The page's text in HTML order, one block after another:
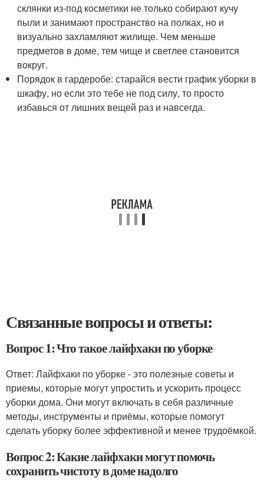
склянки из-под косметики не только собирают кучу
пыли и занимают пространство на полках, но и
визуально захламляют жилище. Чем меньше
предметов в доме, тем чище и светлее становится
вокруг.
Порядок в гардеробе: старайся вести график уборки в
шкафу, но если это тебе не под силу, то просто
избавься от лишних вещей раз и навсегда.
Связанные вопросы и ответы:
Вопрос 1: Что такое лайфхаки по уборке
Ответ: Лайфхаки по уборке - это полезные советы и
приемы, которые могут упростить и ускорить процесс
уборки дома. Они могут включать в себя различные
методы, инструменты и приёмы, которые помогут
сделать уборку более эффективной и менее трудоёмкой.
Вопрос 2: Какие лайфхаки могут помочь
сохранить чистоту в доме надолго